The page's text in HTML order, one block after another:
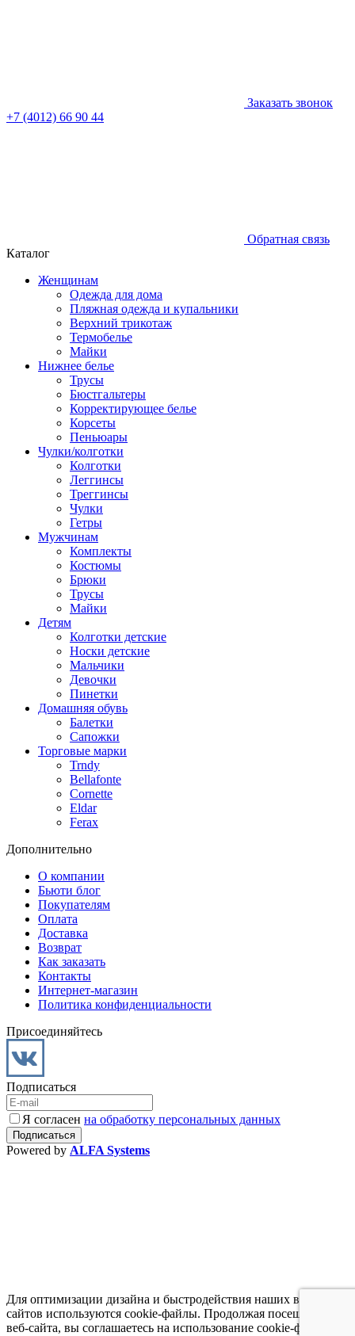
Заказать звонок
+7 (4012) 66 90 44
Обратная связь
Каталог
Женщинам
Одежда для дома
Пляжная одежда и купальники
Верхний трикотаж
Термобелье
Майки
Нижнее белье
Трусы
Бюстгальтеры
Корректирующее белье
Корсеты
Пеньюары
Чулки/колготки
Колготки
Леггинсы
Треггинсы
Чулки
Гетры
Мужчинам
Комплекты
Костюмы
Брюки
Трусы
Майки
Детям
Колготки детские
Носки детские
Мальчики
Девочки
Пинетки
Домашняя обувь
Балетки
Сапожки
Торговые марки
Trndy
Bellafonte
Cornette
Eldar
Ferax
Дополнительно
О компании
Бьюти блог
Покупателям
Оплата
Доставка
Возврат
Как заказать
Контакты
Интернет-магазин
Политика конфиденциальности
Присоединяйтесь
Подписаться
Я согласен на обработку персональных данных
Powered by ALFA Systems
Для оптимизации дизайна и быстродействия наших веб-
сайтов используются cookie-файлы. Продолжая посещение
веб-сайта, вы соглашаетесь на использование cookie-файлов.